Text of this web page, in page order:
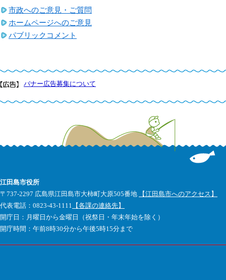
市政へのご意見・ご質問
ホームページへのご意見
パブリックコメント
バナー広告募集について
江田島市役所
〒737-2297 広島県江田島市大柿町大原505番地
【江田島市へのアクセス】
代表電話：0823-43-1111 【各課の連絡先】
開庁日：月曜日から金曜日（祝祭日・年末年始を除く）
開庁時間：午前8時30分から午後5時15分まで